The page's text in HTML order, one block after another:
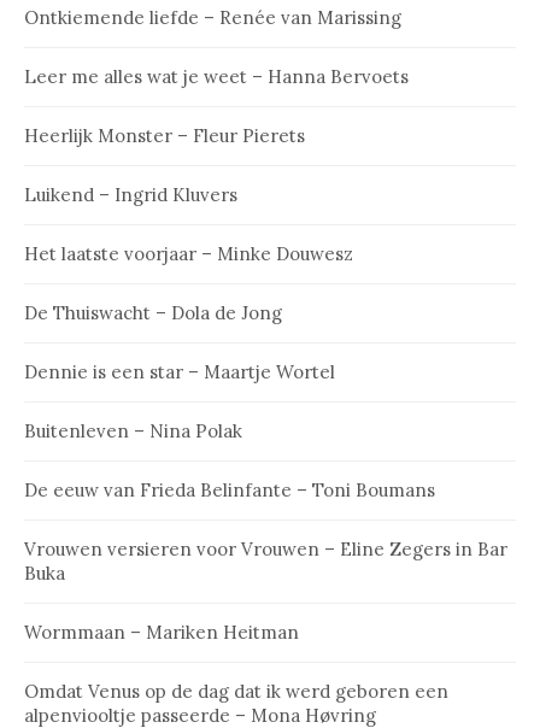
Ontkiemende liefde – Renée van Marissing
Leer me alles wat je weet – Hanna Bervoets
Heerlijk Monster – Fleur Pierets
Luikend – Ingrid Kluvers
Het laatste voorjaar – Minke Douwesz
De Thuiswacht – Dola de Jong
Dennie is een star – Maartje Wortel
Buitenleven – Nina Polak
De eeuw van Frieda Belinfante – Toni Boumans
Vrouwen versieren voor Vrouwen – Eline Zegers in Bar
Buka
Wormmaan – Mariken Heitman
Omdat Venus op de dag dat ik werd geboren een
alpenviooltje passeerde – Mona Høvring